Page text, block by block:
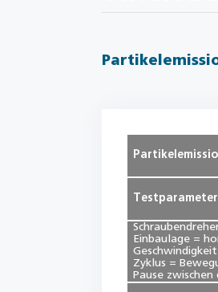
Testparameter
Einbaulage =
Zyklus =
Pause zwischen